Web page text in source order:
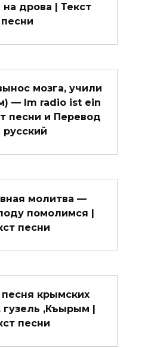
на дрова | Текст
песни
мозга, учили
— Im radio ist ein
песни и Перевод
русский
молитва —
помолимся |
песни
крымских
гузель ,Къырым |
песни